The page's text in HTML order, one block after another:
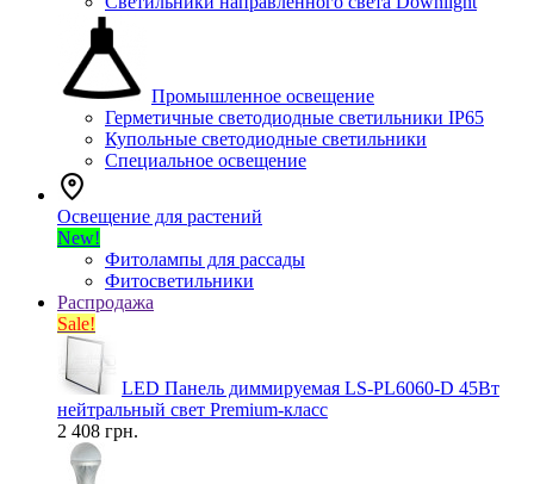
Промышленное освещение
Герметичные светодиодные светильники IP65
Купольные светодиодные светильники
Специальное освещение
Освещение для растений
New!
Фитолампы для рассады
Фитосветильники
Распродажа
Sale!
LED Панель диммируемая LS-PL6060-D 45Вт
нейтральный свет Premium-класс
2 408 грн.